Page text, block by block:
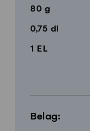
80 g
0,75 dl
1 EL
Belag: